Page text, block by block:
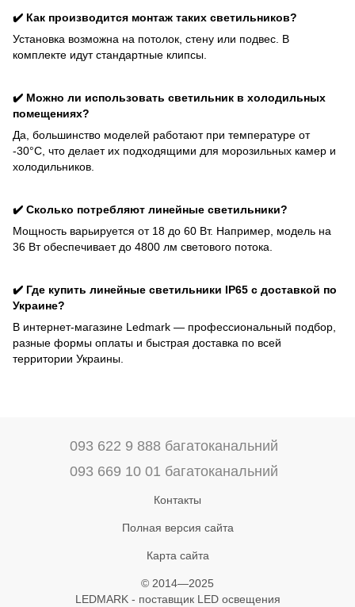
✔️ Как производится монтаж таких светильников?
Установка возможна на потолок, стену или подвес. В
комплекте идут стандартные клипсы.
✔️ Можно ли использовать светильник в холодильных
помещениях?
Да, большинство моделей работают при температуре от
-30°C, что делает их подходящими для морозильных камер и
холодильников.
✔️ Сколько потребляют линейные светильники?
Мощность варьируется от 18 до 60 Вт. Например, модель на
36 Вт обеспечивает до 4800 лм светового потока.
✔️ Где купить линейные светильники IP65 с доставкой по
Украине?
В интернет-магазине Ledmark — профессиональный подбор,
разные формы оплаты и быстрая доставка по всей
территории Украины.
093 622 9 888 багатоканальний
093 669 10 01 багатоканальний
Контакты
Полная версия сайта
Карта сайта
© 2014—2025
LEDMARK - поставщик LED освещения